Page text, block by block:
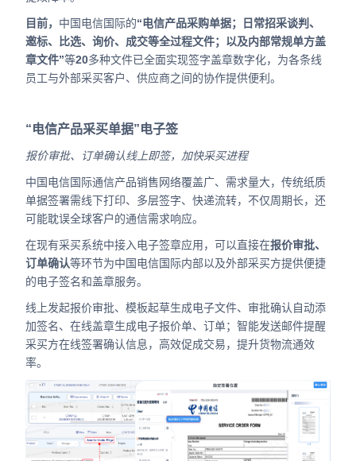
目前， 中国电信国际的“电信产品采购单据；日常招采谈判、
邀标、比选、询价、成交等全过程文件；以及内部常规单方盖
章文件”等20多种文件已全面实现签字盖章数字化，为各条线
员工与外部采买客户、供应商之间的协作提供便利。
“电信产品采买单据”电子签
报价审批、订单确认线上即签，加快采买进程
中国电信国际通信产品销售网络覆盖广、需求量大，传统纸质
单据签署需线下打印、多层签字、快递流转，不仅周期长，还
可能耽误全球客户的通信需求响应。
在现有采买系统中接入电子签章应用，可以直接在报价审批、
订单确认等环节为中国电信国际内部以及外部采买方提供便捷
的电子签名和盖章服务。
线上发起报价审批、模板起草生成电子文件、审批确认自动添
加签名、在线盖章生成电子报价单、订单；智能发送邮件提醒
采买方在线签署确认信息，高效促成交易，提升货物流通效
率。